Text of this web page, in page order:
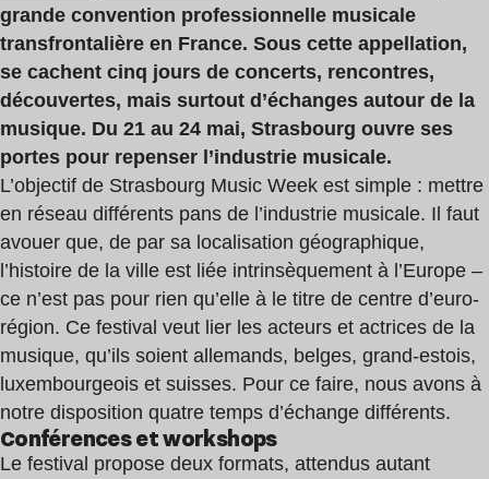
grande convention professionnelle musicale
transfrontalière en France. Sous cette appellation,
se cachent cinq jours de concerts, rencontres,
découvertes, mais surtout d’échanges autour de la
musique. Du 21 au 24 mai, Strasbourg ouvre ses
portes pour repenser l’industrie musicale.
L’objectif de Strasbourg Music Week est simple : mettre
en réseau différents pans de l’industrie musicale. Il faut
avouer que, de par sa localisation géographique,
l’histoire de la ville est liée intrinsèquement à l’Europe –
ce n’est pas pour rien qu’elle à le titre de centre d’euro-
région. Ce festival veut lier les acteurs et actrices de la
musique, qu’ils soient allemands, belges, grand-estois,
luxembourgeois et suisses. Pour ce faire, nous avons à
notre disposition quatre temps d’échange différents.
Conférences et workshops
Le festival propose deux formats, attendus autant